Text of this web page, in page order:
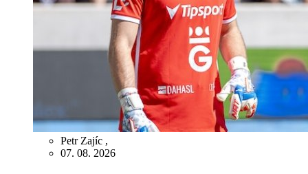
Petr Zajíc ,
07. 08. 2026